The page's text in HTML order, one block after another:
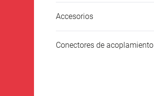
Accesorios
Conectores de acoplamiento